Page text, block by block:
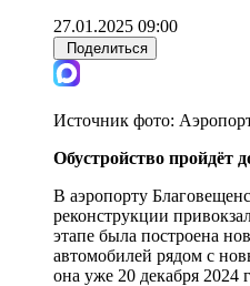
27.01.2025 09:00
Поделиться
Источник фото:
Обустройство пройдёт
В аэропорту
реконструкции
этапе была построена
автомобилей рядом с
она уже 20 декабря 2024